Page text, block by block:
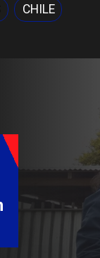
CHILE